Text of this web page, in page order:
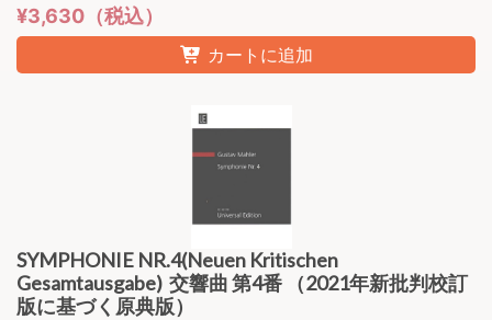
¥3,630（税込）
カートに追加
SYMPHONIE NR.4(Neuen Kritischen
Gesamtausgabe) 交響曲 第4番 （2021年新批判校訂
版に基づく原典版）